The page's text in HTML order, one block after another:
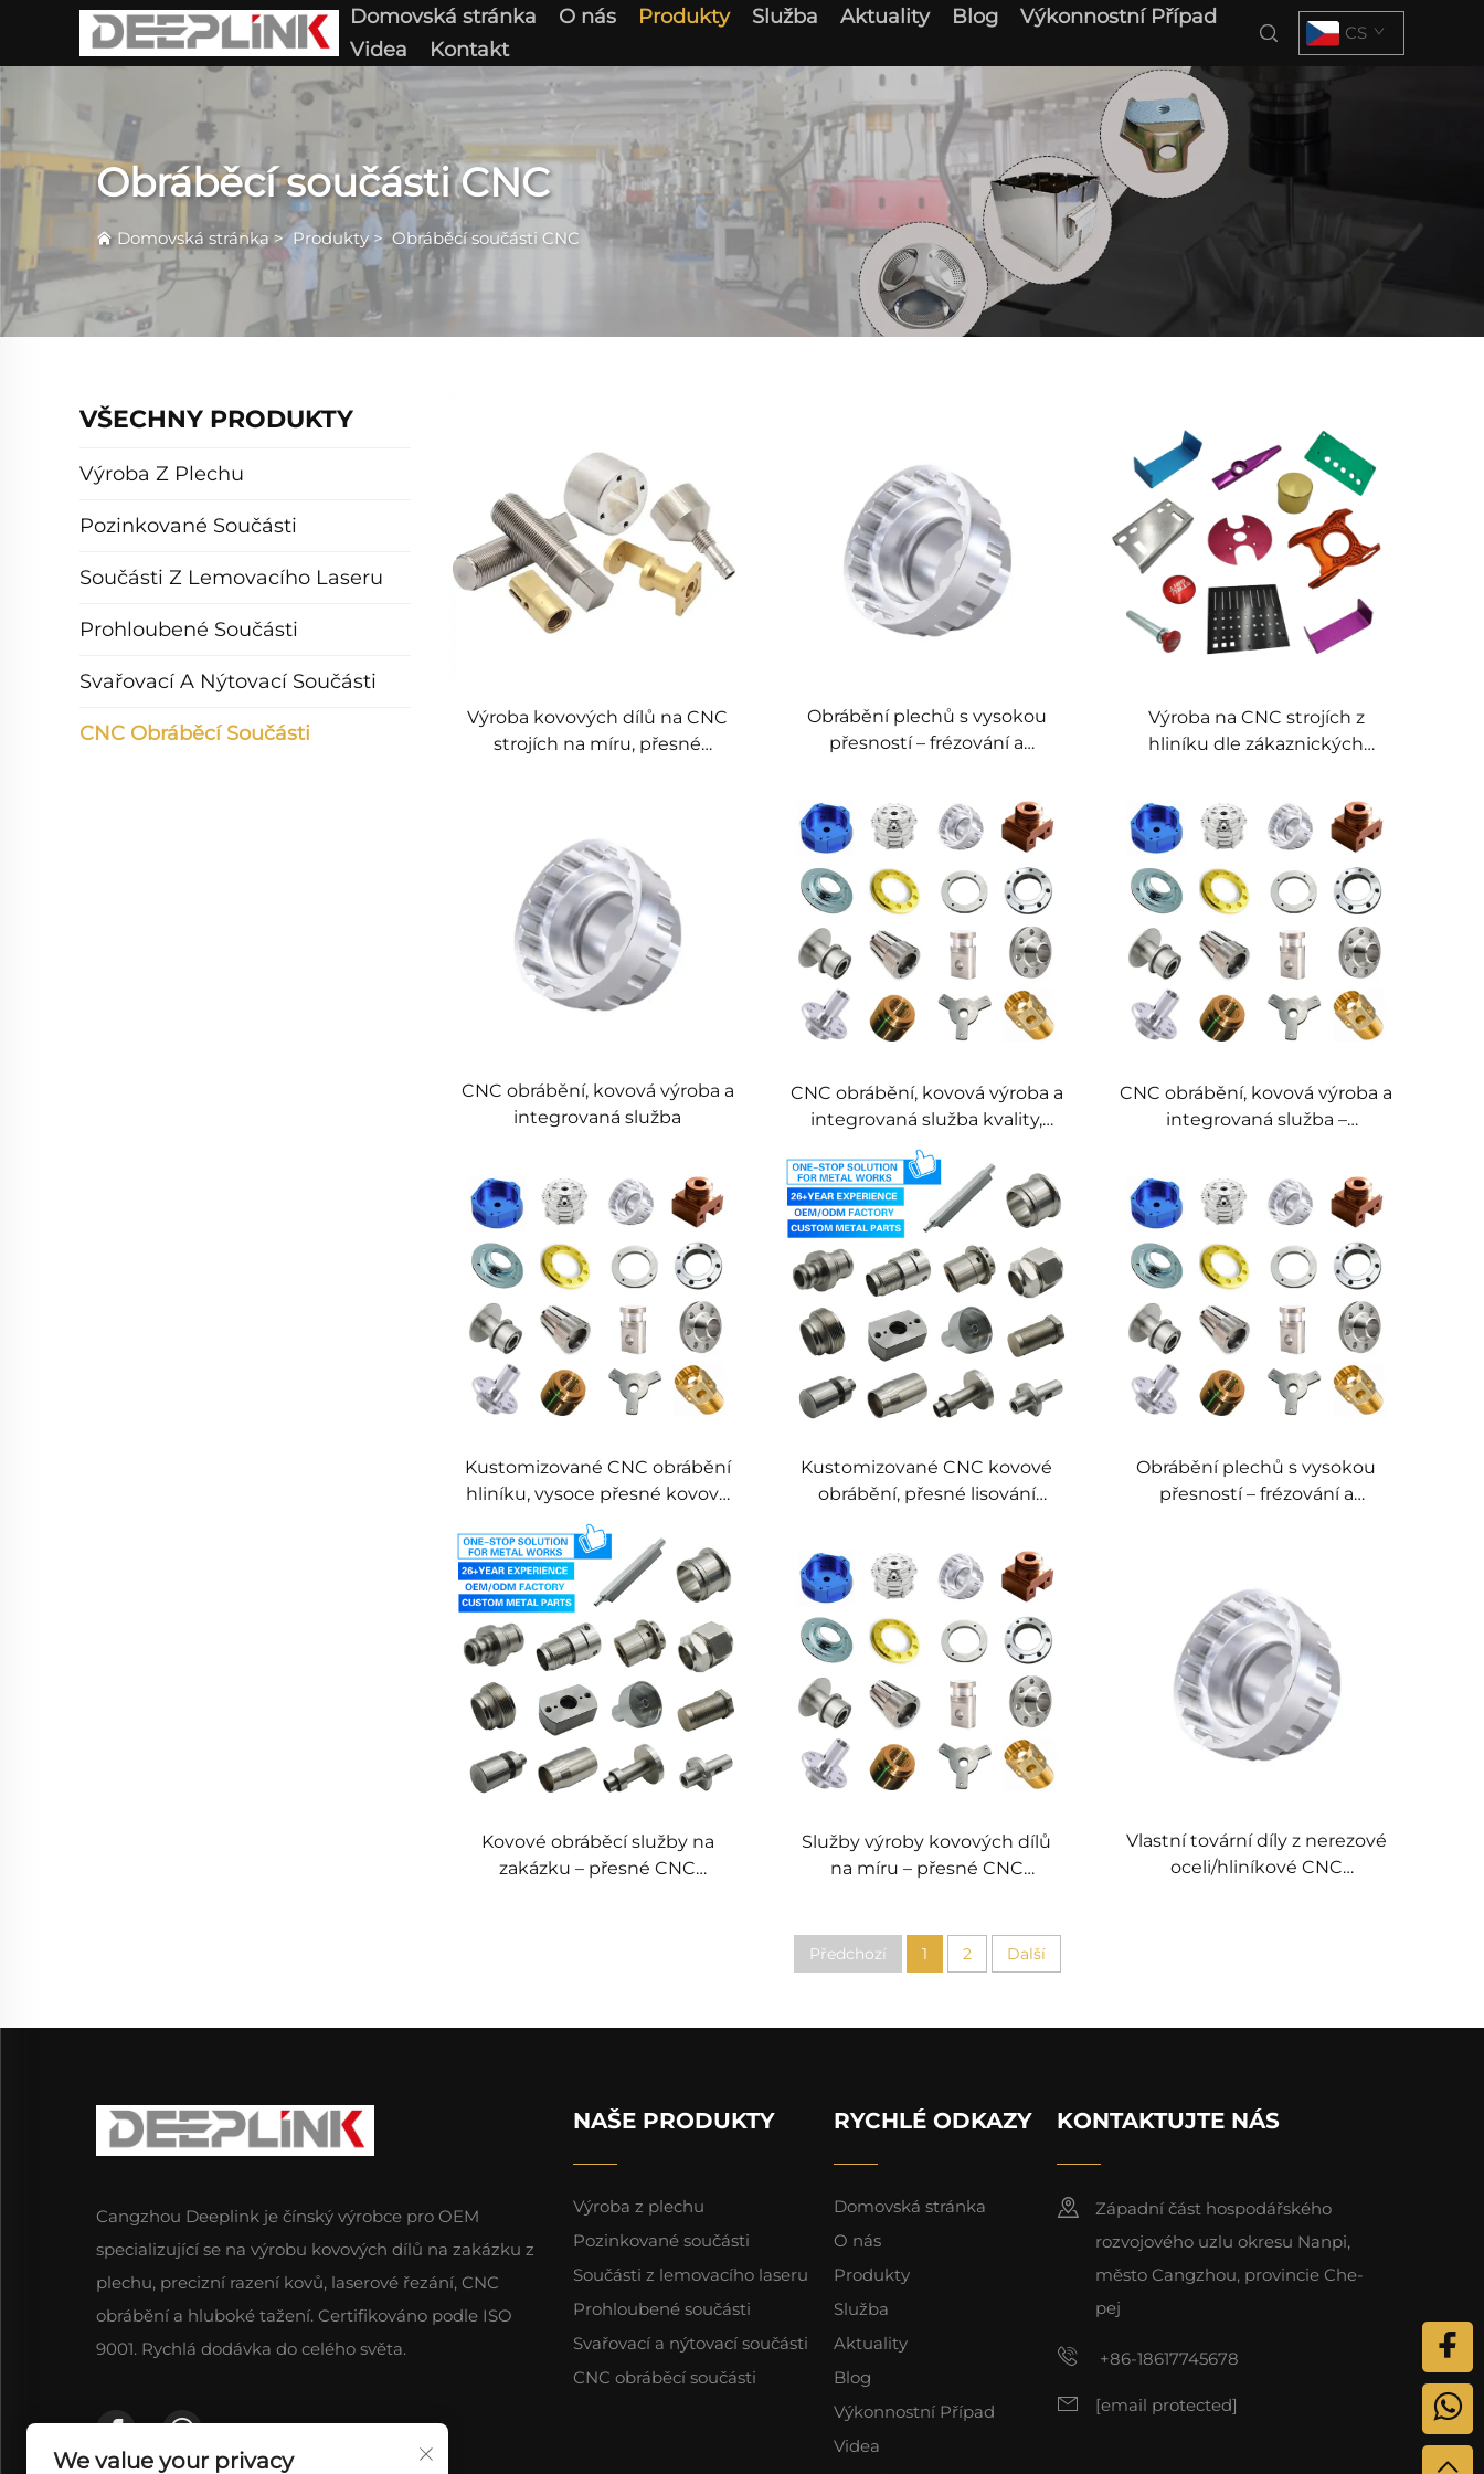
Domovská stránka O nás Produkty Služba Aktuality Blog
Výkonnostní Případ
Videa
Kontakt
CS
Obráběcí součásti CNC
Domovská stránka >Produkty>Obráběcí součásti CNC
VŠECHNY PRODUKTY
Výroba Z Plechu
Pozinkované Součásti
Součásti Z Lemovacího Laseru
Prohloubené Součásti
Svařovací A Nýtovací Součásti
CNC Obráběcí Součásti
Výroba kovových dílů na CNC
strojích na míru, přesné
Obrábění plechů s vysokou
přesností – frézování a
Výroba na CNC strojích z
hliníku dle zákaznických
kovové součásti, obrábění na
CNC strojích, kovová výroba,
komplexní služby
CNC obrábění, kovová výroba a
integrovaná služba
CNC obrábění, kovová výroba a
integrovaná služba kvality,
kovová výroba, certifikované
podle ISO, přesné kovové
práce
CNC obrábění, kovová výroba a
integrovaná služba –
hliníku, kovové součásti s
vysokou přesností
Kustomizované CNC obrábění
hliníku, vysoce přesné kovové
díly, obrábění plechů
Kustomizované CNC kovové
obrábění, přesné lisování
kovových dílů podle zadání
zákazníka (ODM)
Obrábění plechů s vysokou
přesností – frézování a
Kovové obráběcí služby na
zakázku – přesné CNC
Služby výroby kovových dílů
na míru – přesné CNC
Vlastní tovární díly z nerezové
oceli/hliníkové CNC
Předchozí 1 2 Další
Cangzhou Deeplink je čínský výrobce pro OEM
specializující se na výrobu kovových dílů na zakázku z
plechu, precizní razení kovů, laserové řezání, CNC
obrábění a hluboké tažení. Certifikováno podle ISO
9001. Rychlá dodávka do celého světa.
NAŠE PRODUKTY
Výroba z plechu
Pozinkované součásti
Součásti z lemovacího laseru
Prohloubené součásti
Svařovací a nýtovací součásti
CNC obráběcí součásti
RYCHLÉ ODKAZY
Domovská stránka
O nás
Produkty
Služba
Aktuality
Blog
Výkonnostní Případ
Videa
KONTAKTUJTE NÁS
Západní část hospodářského
rozvojového uzlu okresu Nanpi,
město Cangzhou, provincie Che-
pej
+86-18617745678
[email protected]
We value your privacy